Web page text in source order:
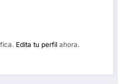
Edita tu perfil ahora.